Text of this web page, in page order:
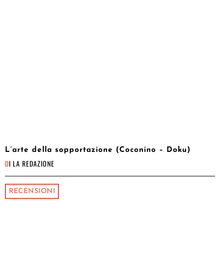
L’arte della sopportazione (Coconino – Doku)
DI LA REDAZIONE
RECENSIONI